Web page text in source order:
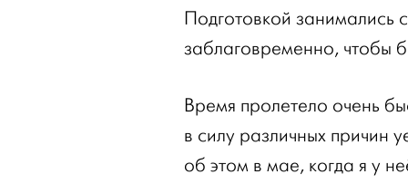
Подготовкой занимались
заблаговременно, чтобы
Время пролетело очень
в силу различных причин
об этом в мае, когда я у